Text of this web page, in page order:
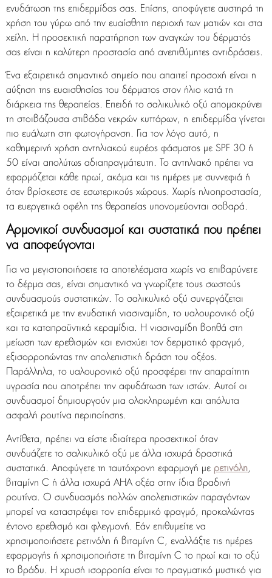
ενυδάτωση της επιδερμίδας σας. Επίσης, αποφύγετε αυστηρά τη
χρήση του γύρω από την ευαίσθητη περιοχή των ματιών και στα
χείλη. Η προσεκτική παρατήρηση των αναγκών του δέρματός
σας είναι η καλύτερη προστασία από ανεπιθύμητες αντιδράσεις.
Ένα εξαιρετικά σημαντικό σημείο που απαιτεί προσοχή είναι η
αύξηση της ευαισθησίας του δέρματος στον ήλιο κατά τη
διάρκεια της θεραπείας. Επειδή το σαλικυλικό οξύ απομακρύνει
τη στοιβάζουσα στιβάδα νεκρών κυττάρων, η επιδερμίδα γίνεται
πιο ευάλωτη στη φωτογήρανση. Για τον λόγο αυτό, η
καθημερινή χρήση αντηλιακού ευρέος φάσματος με SPF 30 ή
50 είναι απολύτως αδιαπραγμάτευτη. Το αντηλιακό πρέπει να
εφαρμόζεται κάθε πρωί, ακόμα και τις ημέρες με συννεφιά ή
όταν βρίσκεστε σε εσωτερικούς χώρους. Χωρίς ηλιοπροστασία,
τα ευεργετικά οφέλη της θεραπείας υπονομεύονται σοβαρά.
Αρμονικοί συνδυασμοί και συστατικά που πρέπει
να αποφεύγονται
Για να μεγιστοποιήσετε τα αποτελέσματα χωρίς να επιβαρύνετε
το δέρμα σας, είναι σημαντικό να γνωρίζετε τους σωστούς
συνδυασμούς συστατικών. Το σαλικυλικό οξύ συνεργάζεται
εξαιρετικά με την ενυδατική νιασιναμίδη, το υαλουρονικό οξύ
και τα καταπραϋντικά κεραμίδια. Η νιασιναμίδη βοηθά στη
μείωση των ερεθισμών και ενισχύει τον δερματικό φραγμό,
εξισορροπώντας την απολεπιστική δράση του οξέος.
Παράλληλα, το υαλουρονικό οξύ προσφέρει την απαραίτητη
υγρασία που αποτρέπει την αφυδάτωση των ιστών. Αυτοί οι
συνδυασμοί δημιουργούν μια ολοκληρωμένη και απόλυτα
ασφαλή ρουτίνα περιποίησης.
Αντίθετα, πρέπει να είστε ιδιαίτερα προσεκτικοί όταν
συνδυάζετε το σαλικυλικό οξύ με άλλα ισχυρά δραστικά
συστατικά. Αποφύγετε τη ταυτόχρονη εφαρμογή με ρετινόλη,
βιταμίνη C ή άλλα ισχυρά AHA οξέα στην ίδια βραδινή
ρουτίνα. Ο συνδυασμός πολλών απολεπιστικών παραγόντων
μπορεί να καταστρέψει τον επιδερμικό φραγμό, προκαλώντας
έντονο ερεθισμό και φλεγμονή. Εάν επιθυμείτε να
χρησιμοποιήσετε ρετινόλη ή βιταμίνη C, εναλλάξτε τις ημέρες
εφαρμογής ή χρησιμοποιήστε τη βιταμίνη C το πρωί και το οξύ
το βράδυ. Η χρυσή ισορροπία είναι το πραγματικό μυστικό για